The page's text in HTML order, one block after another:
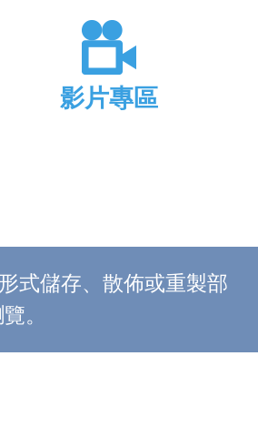
影片專區
式儲存、散佈或重製部
。